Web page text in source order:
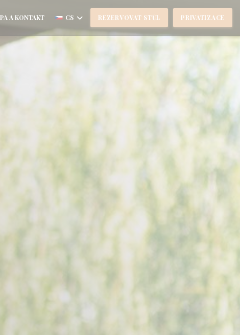
A KONTAKT CS REZERVOVAT STŮL PRIVATIZACE